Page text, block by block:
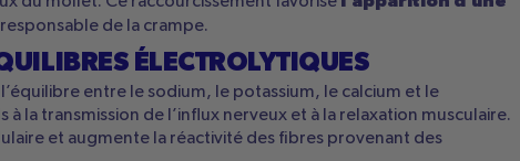
de la crampe.
ÉLECTROLYTIQUES
entre le sodium, le potassium, le calcium et le
à la transmission de l’influx nerveux et à la relaxation musculaire.
et augmente la réactivité des fibres provenant des